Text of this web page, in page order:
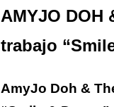
AMYJO DOH
trabajo
AmyJo Doh &